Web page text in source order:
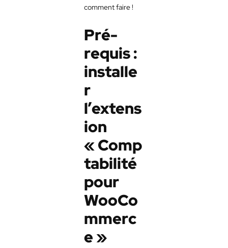
comment faire !
Pré-
requis :
installe
r
l’extens
ion
« Comp
tabilité
pour
WooCo
mmerc
e »